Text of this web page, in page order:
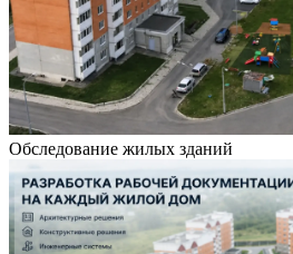
Обследование жилых зданий